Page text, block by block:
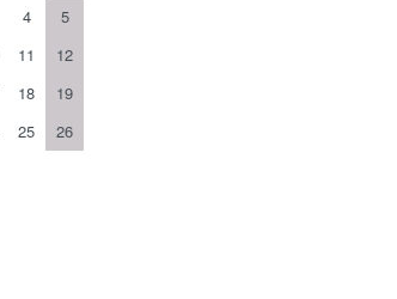
4
5
11
12
18
19
25
26